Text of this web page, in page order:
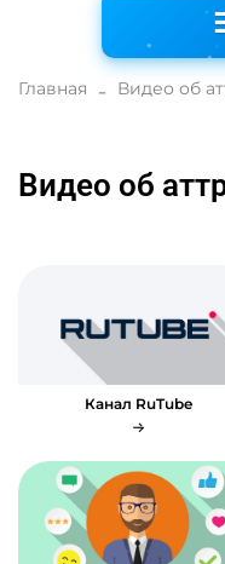
Главная Видео об
Видео об
Канал RuTube